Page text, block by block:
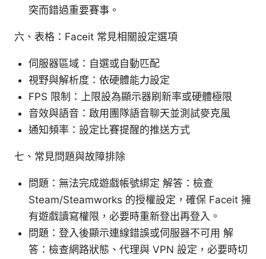
突而錯過重要賽事。
六、表格：Faceit 常見相關設定選項
伺服器區域：自選或自動匹配
視野與解析度：依硬體能力設定
FPS 限制：上限設為顯示器刷新率或硬體極限
音效與語音：啟用團隊語音聊天並測試麥克風
通知頻率：設定比賽提醒的推送方式
七、常見問題與故障排除
問題：無法完成遊戲帳號綁定 解答：檢查
Steam/Steamworks 的授權設定，確保 Faceit 擁
有遊戲讀寫權限，必要時重新登出再登入。
問題：登入後顯示連線錯誤或伺服器不可用 解
答：檢查網路狀態、代理與 VPN 設定，必要時切